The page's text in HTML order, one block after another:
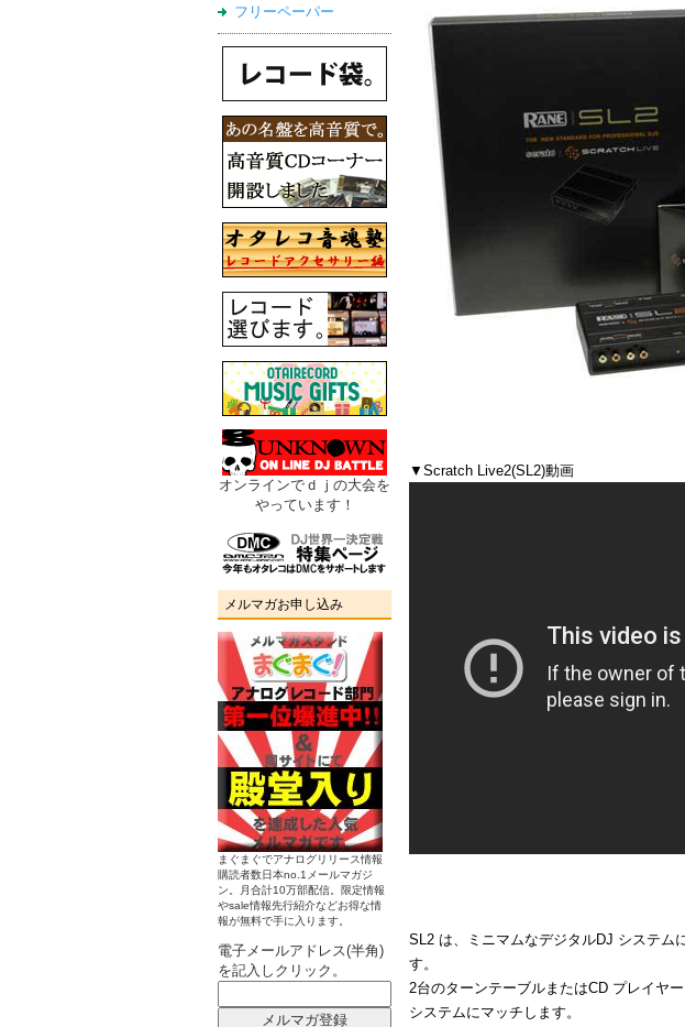
フリーペーパー
オンラインでｄｊの大会を
やっています！
メルマガお申し込み
まぐまぐでアナログリリース情報
購読者数日本no.1メールマガジ
ン。月合計10万部配信。限定情報
やsale情報先行紹介などお得な情
報が無料で手に入ります。
電子メールアドレス(半角)
を記入しクリック。
▼Scratch Live2(SL2)動画
SL2 は、ミニマムなデジタルDJ システム
す。
2台のターンテーブルまたはCD プレイヤ
システムにマッチします。